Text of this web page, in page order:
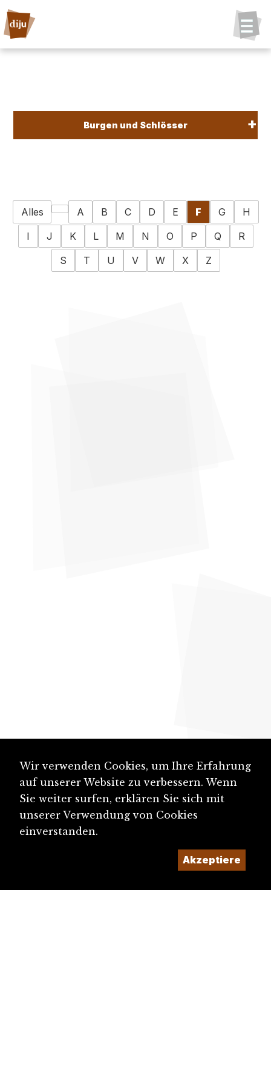
Burgen und Schlösser
Alles A B C D E F G
H
I
J K L M N O P Q
R
S
T U V W X Z
Wir verwenden Cookies, um Ihre Erfahrung
auf unserer Website zu verbessern. Wenn
Sie weiter surfen, erklären Sie sich mit
unserer Verwendung von Cookies
einverstanden.
Akzeptiere